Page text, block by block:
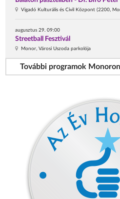
Vigadó Kulturális és Civil Központ (2200,
augusztus 29. 09:00
Streetball Fesztivál
Monor, Városi Uszoda parkolója
További programok Monoron